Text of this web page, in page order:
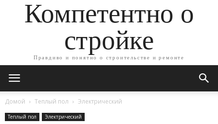
Компетентно о
стройке
Правдиво и понятно о строительстве и ремонте
Домой Теплый пол Электрический
Теплый пол Электрический